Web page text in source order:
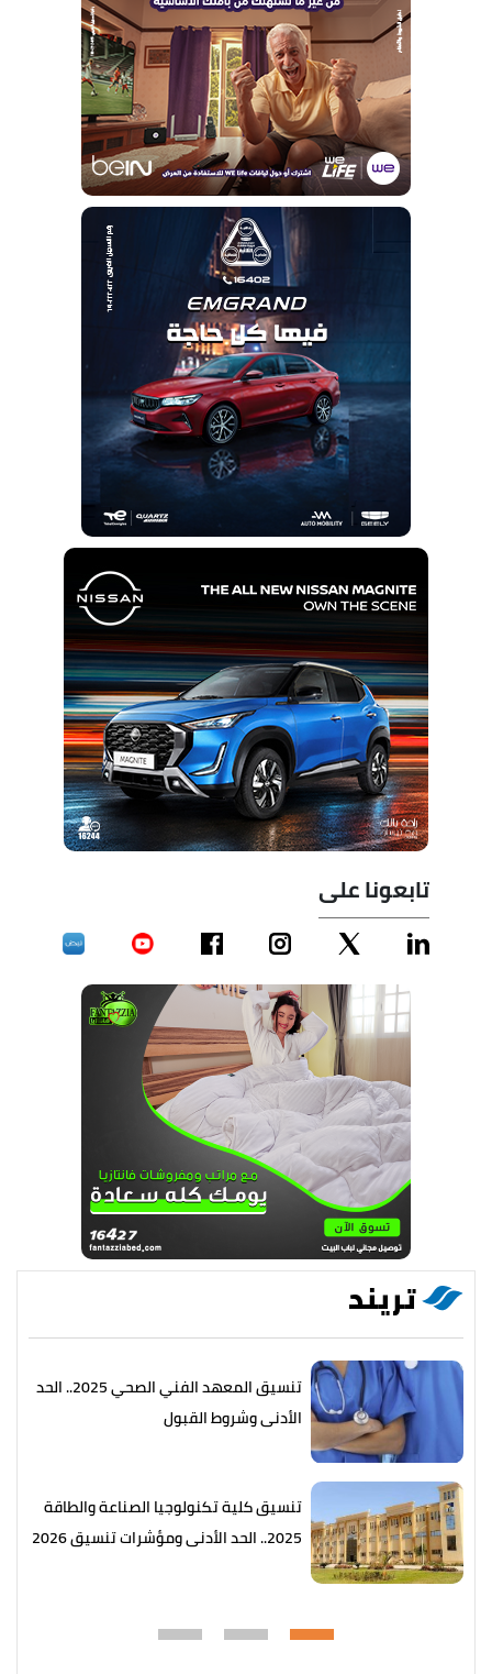
تابعونا على
تريند
تنسيق المعهد الفني الصحي 2025.. الحد
الأدنى وشروط القبول
تنسيق كلية تكنولوجيا الصناعة والطاقة
2025.. الحد الأدنى ومؤشرات تنسيق 2026